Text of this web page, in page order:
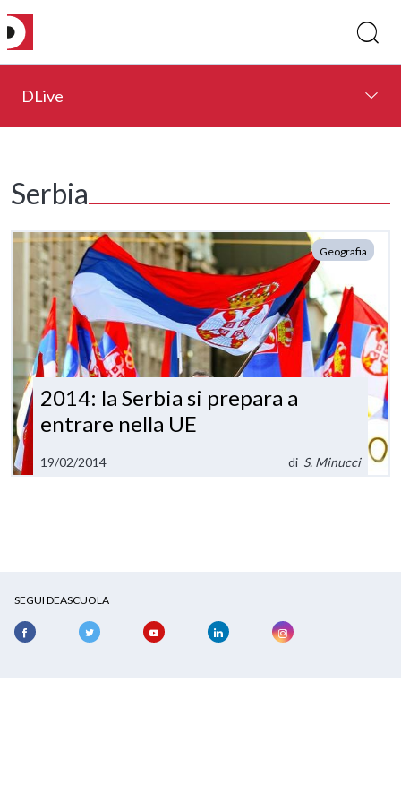
DLive
Serbia
Geografia
2014: la Serbia si prepara a
entrare nella UE
19/02/2014 di S. Minucci
SEGUI DEASCUOLA